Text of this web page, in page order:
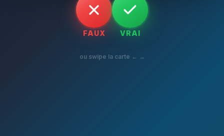
FAUX VRAI
ou swipe la carte ← →